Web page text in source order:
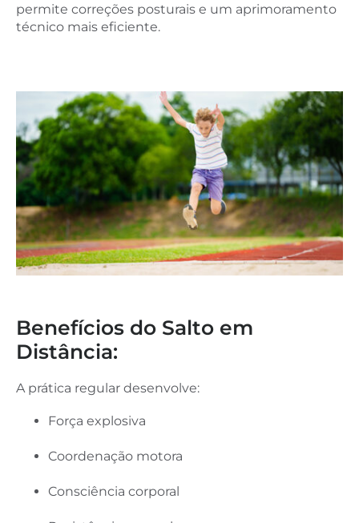
permite correções posturais e um aprimoramento
técnico mais eficiente.
Benefícios do Salto em
Distância:
A prática regular desenvolve:
Força explosiva
Coordenação motora
Consciência corporal